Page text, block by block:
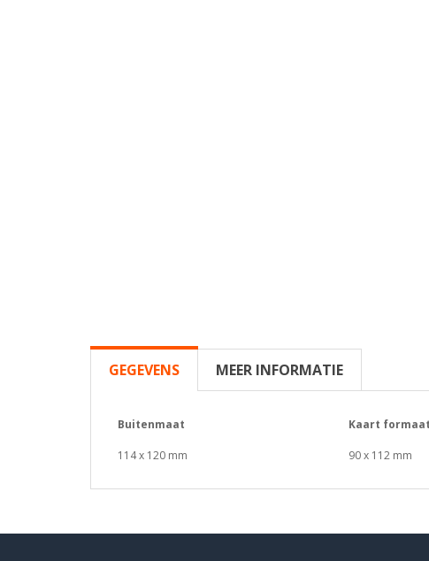
GEGEVENS MEER INFORMATIE
Buitenmaat Kaart formaat
114 x 120 mm 90 x 112 mm